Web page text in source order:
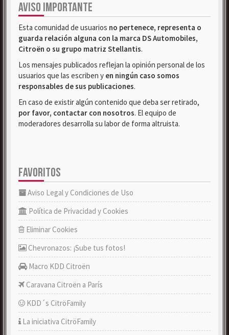
AVISO IMPORTANTE
Esta comunidad de usuarios no pertenece, representa o
guarda relación alguna con la marca DS Automobiles,
Citroën o su grupo matriz Stellantis.
Los mensajes publicados reflejan la opinión personal de los
usuarios que las escriben y en ningún caso somos
responsables de sus publicaciones.
En caso de existir algún contenido que deba ser retirado,
por favor, contactar con nosotros. El equipo de
moderadores desarrolla su labor de forma altruista.
FAVORITOS
Aviso Legal y Condiciones de Uso
Política de Privacidad y Cookies
Eliminar Cookies
Chevronazos: ¡Sube tus fotos!
Macro KDD Citroën
Caravana Citroën a París
KDD´s CitröFamily
La iniciativa CitröFamily